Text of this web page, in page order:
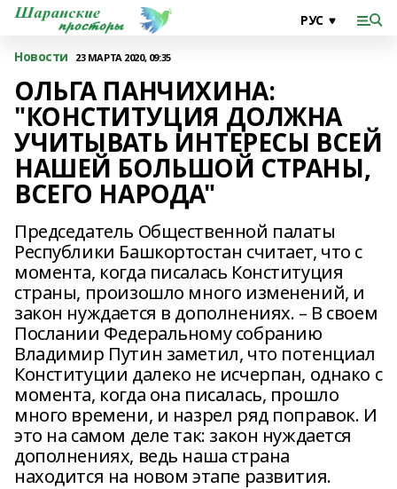
Новости 23 МАРТА 2020, 09:35
ОЛЬГА ПАНЧИХИНА:
"КОНСТИТУЦИЯ ДОЛЖНА
УЧИТЫВАТЬ ИНТЕРЕСЫ ВСЕЙ
НАШЕЙ БОЛЬШОЙ СТРАНЫ,
ВСЕГО НАРОДА"
Председатель Общественной палаты
Республики Башкортостан считает, что с
момента, когда писалась Конституция
страны, произошло много изменений, и
закон нуждается в дополнениях. – В своем
Послании Федеральному собранию
Владимир Путин заметил, что потенциал
Конституции далеко не исчерпан, однако с
момента, когда она писалась, прошло
много времени, и назрел ряд поправок. И
это на самом деле так: закон нуждается
дополнениях, ведь наша страна
находится на новом этапе развития.